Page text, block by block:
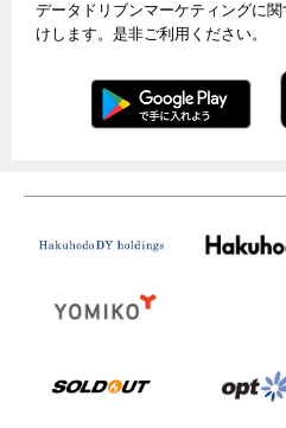
データドリブンマーケティングに
けします。是非ご利用ください。